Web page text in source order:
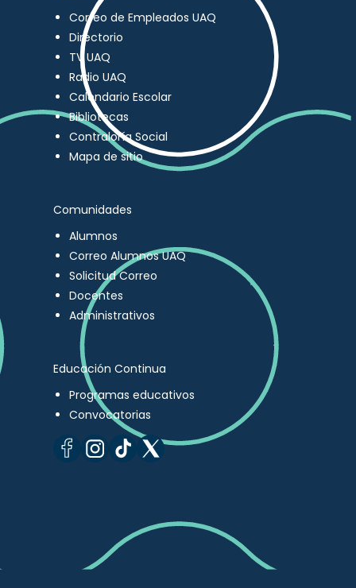
Correo de Empleados UAQ
Directorio
TV UAQ
Radio UAQ
Calendario Escolar
Bibliotecas
Contraloría Social
Mapa de sitio
Comunidades
Alumnos
Correo Alumnos UAQ
Solicitud Correo
Docentes
Administrativos
Educación Continua
Programas educativos
Convocatorias